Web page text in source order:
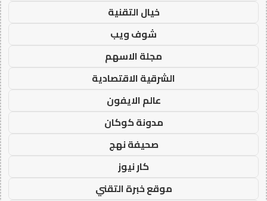
خيال التقنية
شوف ويب
مجلة الاسهم
الشرقية الاقتصادية
عالم الايفون
مدونة كوكان
صحيفة نهج
كار نيوز
موقع خبرة التقني